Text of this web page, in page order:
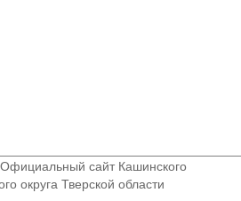
сайт Кашинского
округа Тверской области